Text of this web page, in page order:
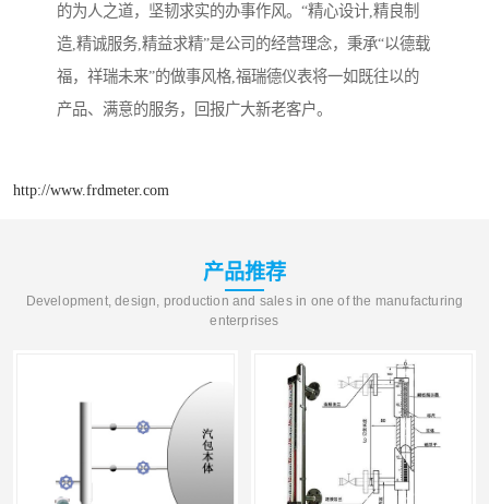
的为人之道，坚韧求实的办事作风。“精心设计,精良制
造,精诚服务,精益求精”是公司的经营理念，秉承“以德载
福，祥瑞未来”的做事风格,福瑞德仪表将一如既往以的
产品、满意的服务，回报广大新老客户。
http://www.frdmeter.com
产品推荐
Development, design, production and sales in one of the manufacturing
enterprises